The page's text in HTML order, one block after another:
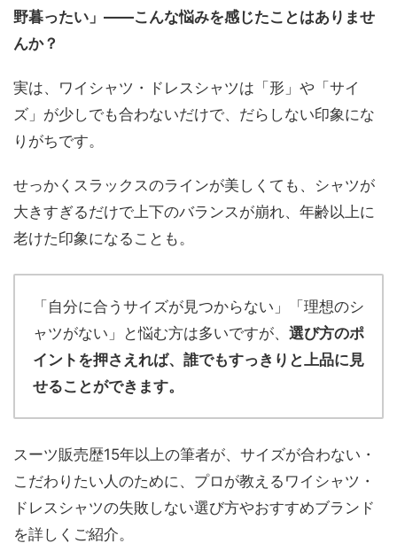
野暮ったい」――こんな悩みを感じたことはありませ
んか？
実は、ワイシャツ・ドレスシャツは「形」や「サイ
ズ」が少しでも合わないだけで、だらしない印象にな
りがちです。
せっかくスラックスのラインが美しくても、シャツが
大きすぎるだけで上下のバランスが崩れ、年齢以上に
老けた印象になることも。
「自分に合うサイズが見つからない」「理想のシ
ャツがない」と悩む方は多いですが、 選び方のポ
イントを押さえれば、誰でもすっきりと上品に見
せることができます。
スーツ販売歴15年以上の筆者が、サイズが合わない・
こだわりたい人のために、プロが教えるワイシャツ・
ドレスシャツの失敗しない選び方やおすすめブランド
を詳しくご紹介。